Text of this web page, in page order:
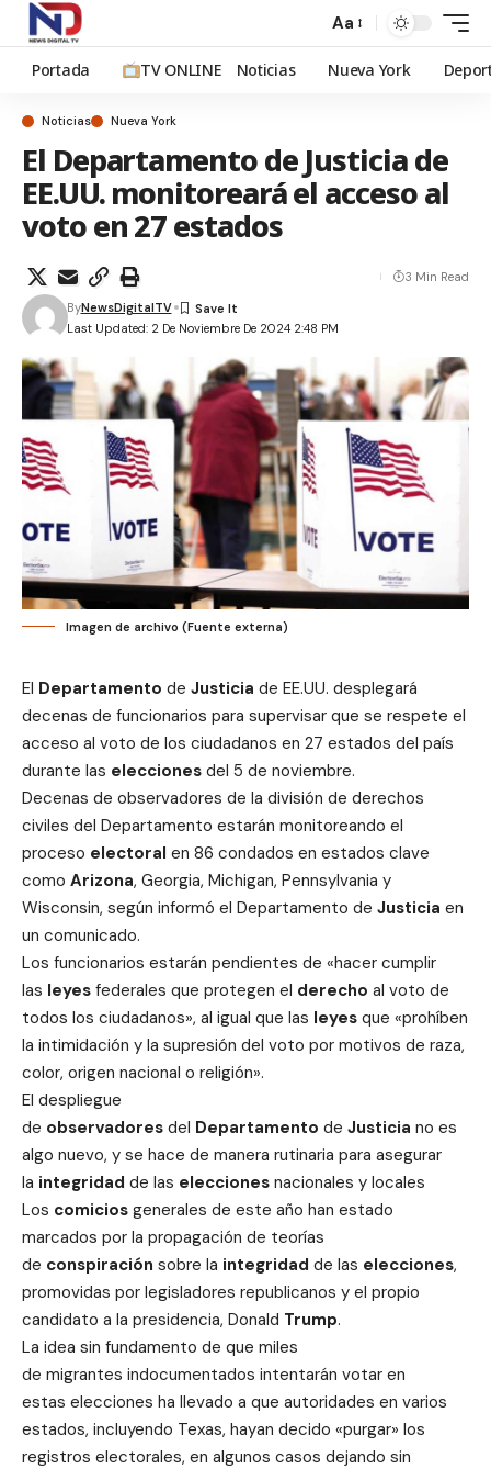
Aa
Portada TV ONLINE Noticias Nueva York
Noticias Nueva York
El Departamento de Justicia de
EE.UU. monitoreará el acceso al
voto en 27 estados
Last Updated: 2 De Noviembre De 2024 2:48 PM
ByNewsDigitalTV
3 Min Read
Imagen de archivo (Fuente externa)
El Departamento de Justicia de EE.UU. desplegará
decenas de funcionarios para supervisar que se respete el
acceso al voto de los ciudadanos en 27 estados del país
durante las elecciones del 5 de noviembre.
Decenas de observadores de la división de derechos
civiles del Departamento estarán monitoreando el
proceso electoral en 86 condados en estados clave
como Arizona, Georgia, Michigan, Pennsylvania y
Wisconsin, según informó el Departamento de Justicia en
un comunicado.
Los funcionarios estarán pendientes de «hacer cumplir
las leyes federales que protegen el derecho al voto de
todos los ciudadanos», al igual que las leyes que «prohíben
la intimidación y la supresión del voto por motivos de raza,
color, origen nacional o religión».
El despliegue
de observadores del Departamento de Justicia no es
algo nuevo, y se hace de manera rutinaria para asegurar
la integridad de las elecciones nacionales y locales
Los comicios generales de este año han estado
marcados por la propagación de teorías
de conspiración sobre la integridad de las elecciones,
promovidas por legisladores republicanos y el propio
candidato a la presidencia, Donald Trump.
La idea sin fundamento de que miles
de migrantes indocumentados intentarán votar en
estas elecciones ha llevado a que autoridades en varios
estados, incluyendo Texas, hayan decido «purgar» los
registros electorales, en algunos casos dejando sin